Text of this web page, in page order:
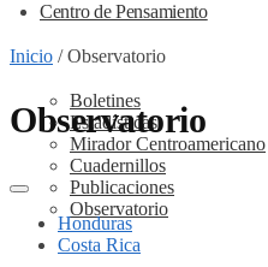
Centro de Pensamiento
Boletines
Estadísticas
Mirador Centroamericano
Cuadernillos
Publicaciones
Observatorio
Inicio /Observatorio
Observatorio
Honduras
Costa Rica